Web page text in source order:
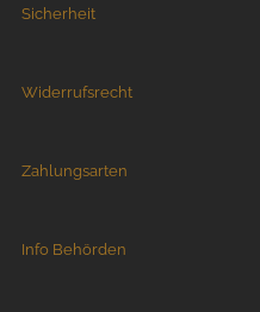
Sicherheit
Widerrufsrecht
Zahlungsarten
Info Behörden